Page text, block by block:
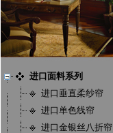
进口面料系列
进口垂直柔纱帘
进口单色线帘
进口金银丝八折帘